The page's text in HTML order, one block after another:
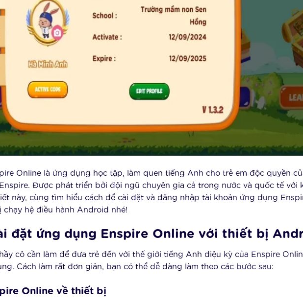
Online là ứng dụng học tập, làm quen tiếng Anh cho trẻ em độc quyền
Được phát triển bởi đội ngũ chuyên gia cả trong nước và quốc tế với
này, cùng tìm hiểu cách để cài đặt và đăng nhập tài khoản ứng dụng
chạy hệ điều hành Android nhé!
đặt ứng dụng Enspire Online với thiết bị
cô cần làm để đưa trẻ đến với thế giới tiếng Anh diệu kỳ của Enspire
Cách làm rất đơn giản, bạn có thể dễ dàng làm theo các bước sau:
Online về thiết bị